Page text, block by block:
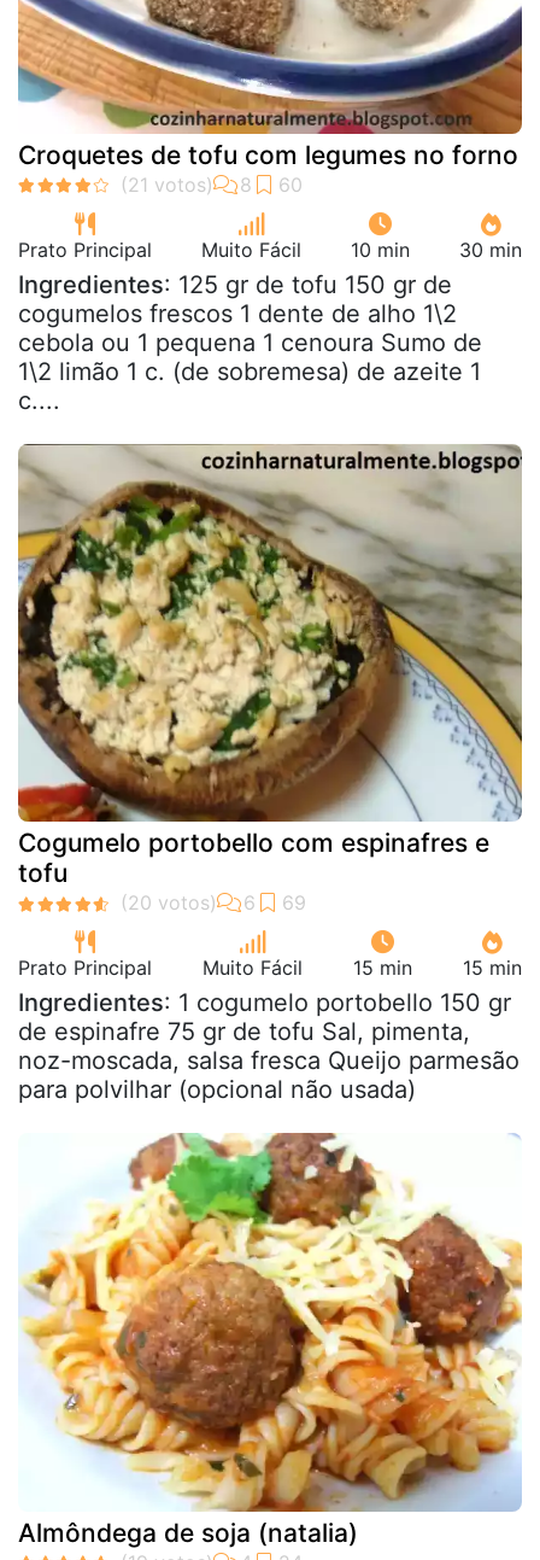
Croquetes de tofu com legumes no forno
Prato Principal Muito Fácil 10 min 30 min
Ingredientes: 125 gr de tofu 150 gr de
cogumelos frescos 1 dente de alho 1\2
cebola ou 1 pequena 1 cenoura Sumo de
1\2 limão 1 c. (de sobremesa) de azeite 1
c....
Cogumelo portobello com espinafres e
tofu
Prato Principal Muito Fácil 15 min 15 min
Ingredientes: 1 cogumelo portobello 150 gr
de espinafre 75 gr de tofu Sal, pimenta,
noz-moscada, salsa fresca Queijo parmesão
para polvilhar (opcional não usada)
Almôndega de soja (natalia)